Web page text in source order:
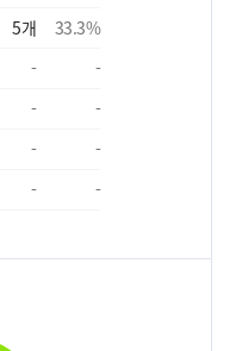
5개 33.3%
-
-
-
-
-
-
- -